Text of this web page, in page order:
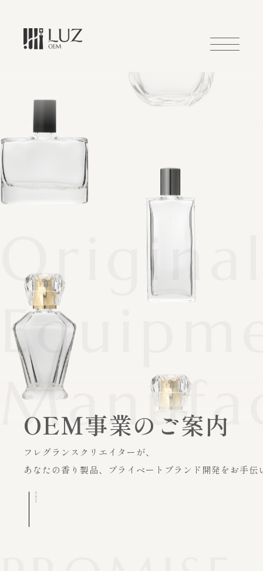
ABOUT US
ルズについて
LUZ BRAND
OEM
OEM事業
OEM製作の強み
商品ラインアップ
お知らせ
オンラインストア
会社概要
ブログ
採用情報
個人情報保護
OEM事業のご案内
フレグランスクリエイターが、
あなたの香り製品、
プライベートブランド開発を お手伝
SCROLL